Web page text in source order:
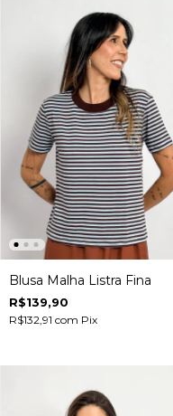
Blusa Malha Listra Fina
R$139,90
R$132,91 com Pix